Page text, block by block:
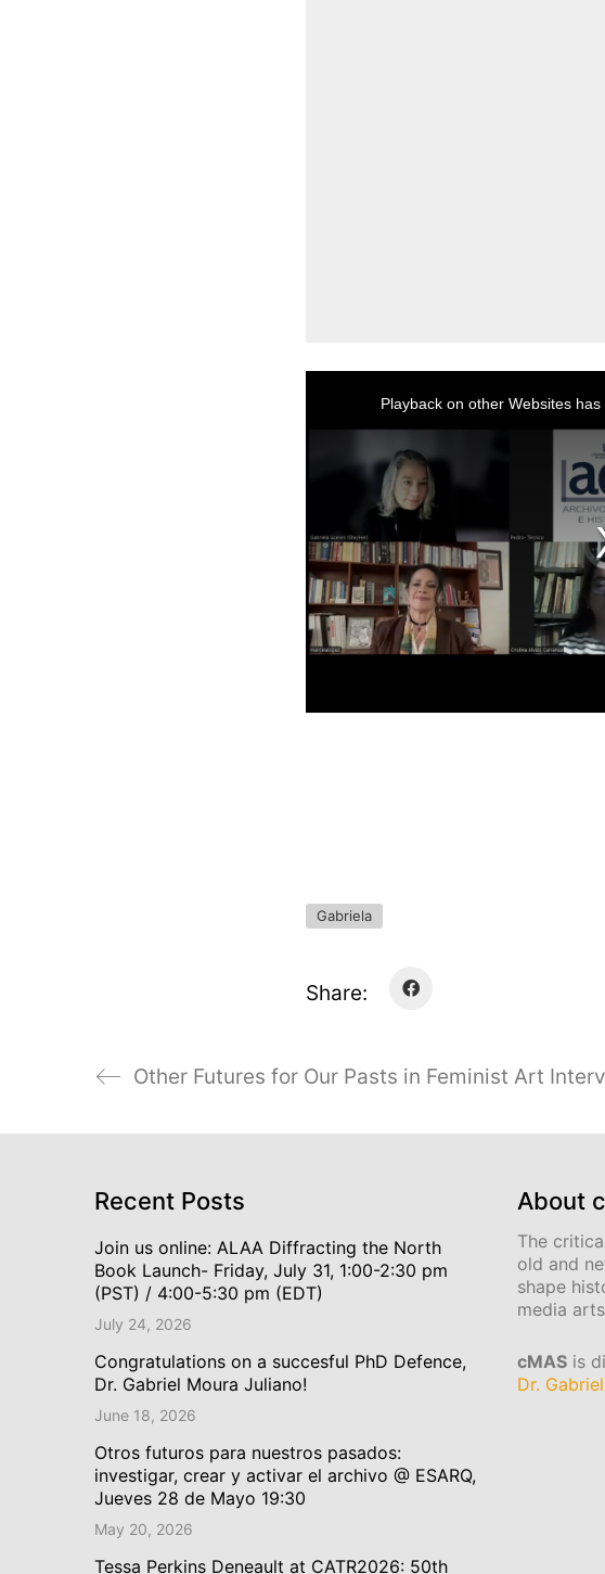
is
Playback on other Websites
Gabriela
Share:
Recent Posts
Join us online: ALAA Diffracting the North
Book Launch- Friday, July 31, 1:00-2:30 pm
(PST) / 4:00-5:30 pm (EDT)
July 24, 2026
Congratulations on a succesful PhD Defence,
Dr. Gabriel Moura Juliano!
June 18, 2026
Otros futuros para nuestros pasados:
investigar, crear y activar el archivo @ ESARQ,
Jueves 28 de Mayo 19:30
May 20, 2026
Tessa Perkins Deneault at CATR2026: 50th
About
The
old and
shape
media
cMAS is
Dr.